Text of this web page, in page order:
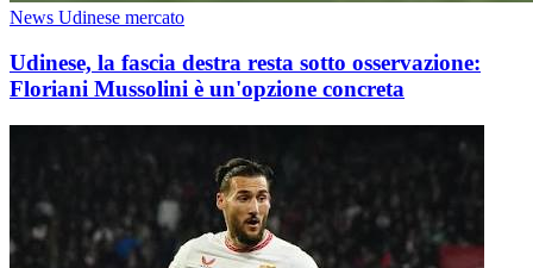
News Udinese mercato
Udinese, la fascia destra resta sotto osservazione:
Floriani Mussolini è un'opzione concreta